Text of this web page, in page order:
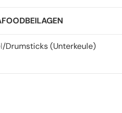
BEILAGEN
Drumsticks (Unterkeule)